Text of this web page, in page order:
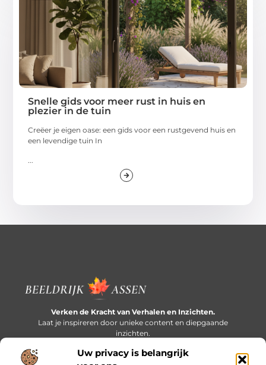
Uw privacy is belangrijk
Snelle gids voor meer rust in huis en
plezier in de tuin
Creëer je eigen oase: een gids voor een rustgevend huis en
een levendige tuin In
Verken de Kracht van Verhalen en Inzichten.
Laat je inspireren door unieke content en diepgaande
inzichten.
Bericht categorie